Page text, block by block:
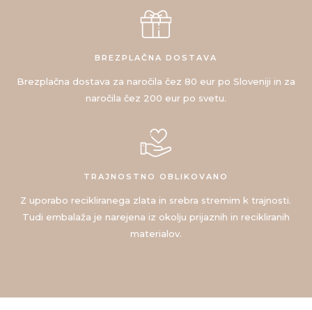
BREZPLAČNA DOSTAVA
Brezplačna dostava za naročila čez 80 eur po Sloveniji in za
naročila čez 200 eur po svetu.
TRAJNOSTNO OBLIKOVANO
Z uporabo recikliranega zlata in srebra stremim k trajnosti.
Tudi embalaža je narejena iz okolju prijaznih in recikliranih
materialov.